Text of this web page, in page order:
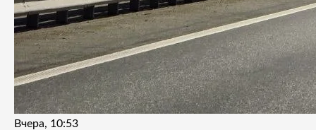
Вчера, 10:53